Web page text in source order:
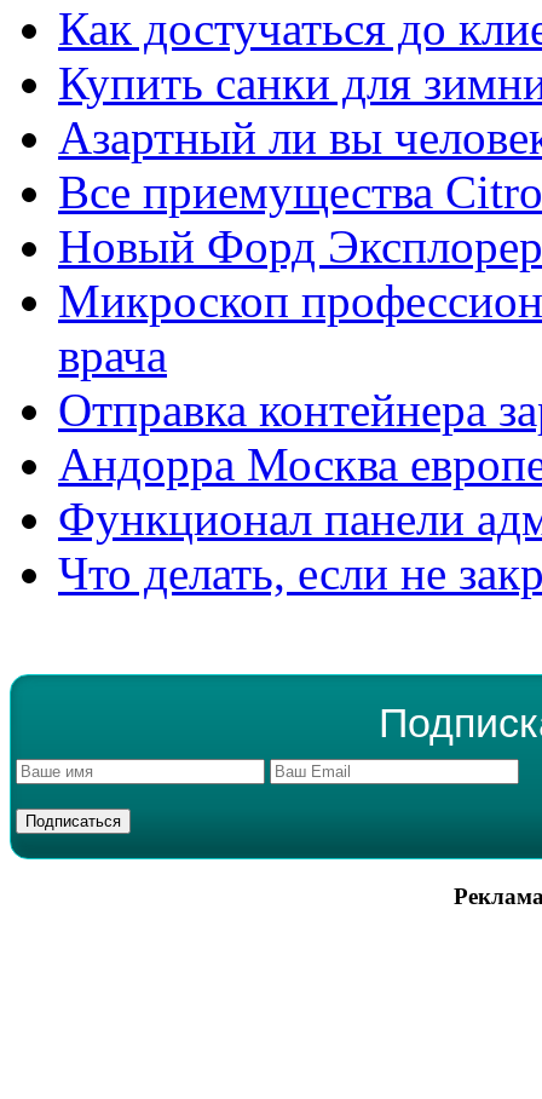
Как достучаться до
Купить санки для
Азартный ли вы
Все приемущества
Новый Форд
Микроскоп
врача
Отправка контейнера
Андорра Москва
Функционал панели
Что делать, если не